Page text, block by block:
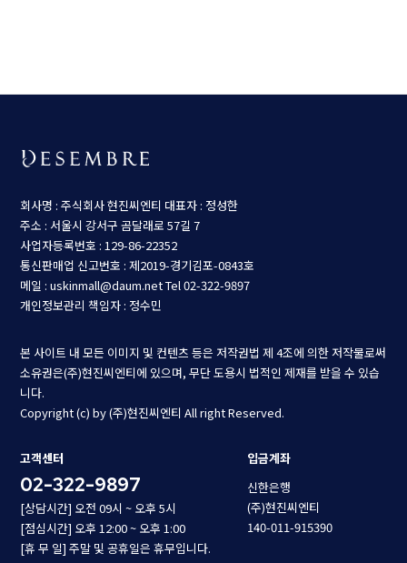
회사명 : 주식회사 현진씨엔티 대표자 : 정성한
주소 : 서울시 강서구 곰달래로 57길 7
사업자등록번호 : 129-86-22352
통신판매업 신고번호 : 제2019-경기김포-0843호
메일 : uskinmall@daum.netTel 02-322-9897
개인정보관리 책임자 : 정수민
본 사이트 내 모든 이미지 및 컨텐츠 등은 저작권법 제 4조에 의한 저작물로써
소유권은(주)현진씨엔티에 있으며, 무단 도용시 법적인 제재를 받을 수 있습
니다.
Copyright (c) by (주)현진씨엔티 All right Reserved.
고객센터
02-322-9897
[상담시간] 오전 09시 ~ 오후 5시
[점심시간] 오후 12:00 ~ 오후 1:00
[휴 무 일] 주말 및 공휴일은 휴무입니다.
입금계좌
신한은행
(주)현진씨엔티
140-011-915390